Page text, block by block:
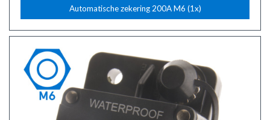
Automatische zekering 200A M6 (1x)